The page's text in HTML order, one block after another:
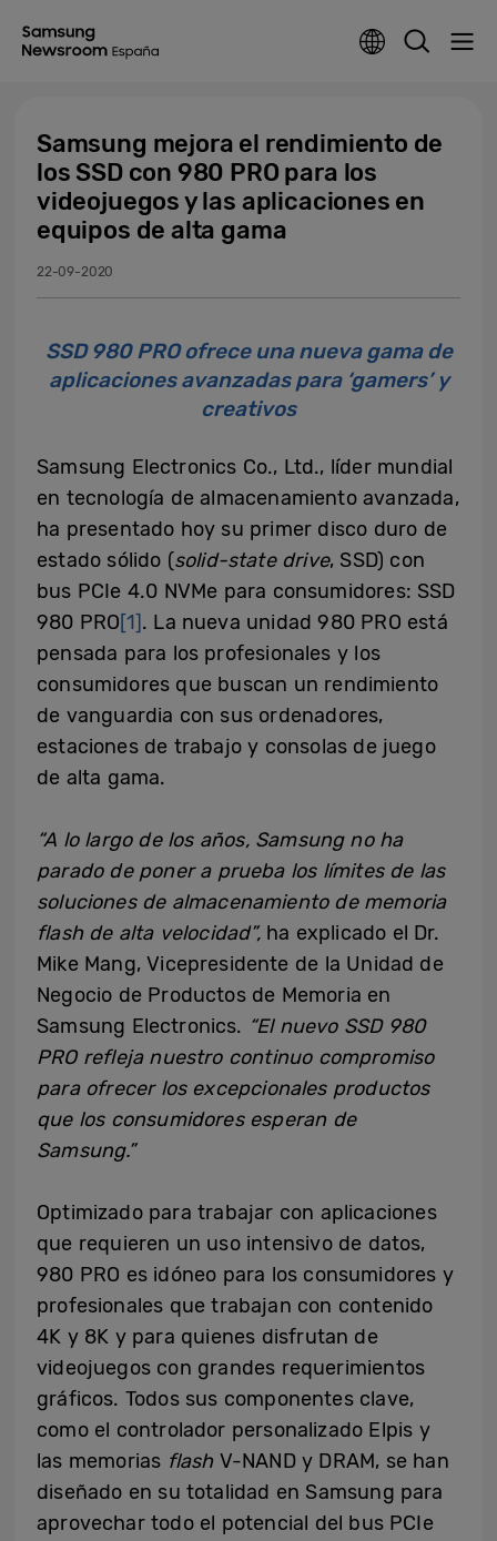
Samsung mejora el rendimiento de
los SSD con 980 PRO para los
videojuegos y las aplicaciones en
equipos de alta gama
22-09-2020
SSD 980 PRO ofrece una nueva gama de
aplicaciones avanzadas para ‘gamers’ y
creativos
Samsung Electronics Co., Ltd., líder mundial
en tecnología de almacenamiento avanzada,
ha presentado hoy su primer disco duro de
estado sólido (solid-state drive, SSD) con
bus PCIe 4.0 NVMe para consumidores: SSD
980 PRO[1]. La nueva unidad 980 PRO está
pensada para los profesionales y los
consumidores que buscan un rendimiento
de vanguardia con sus ordenadores,
estaciones de trabajo y consolas de juego
de alta gama.
“A lo largo de los años, Samsung no ha
parado de poner a prueba los límites de las
soluciones de almacenamiento de memoria
flash de alta velocidad”,ha explicado el Dr.
Mike Mang, Vicepresidente de la Unidad de
Negocio de Productos de Memoria en
Samsung Electronics. “El nuevo SSD 980
PRO refleja nuestro continuo compromiso
para ofrecer los excepcionales productos
que los consumidores esperan de
Samsung.”
Optimizado para trabajar con aplicaciones
que requieren un uso intensivo de datos,
980 PRO es idóneo para los consumidores y
profesionales que trabajan con contenido
4K y 8K y para quienes disfrutan de
videojuegos con grandes requerimientos
gráficos. Todos sus componentes clave,
como el controlador personalizado Elpis y
las memorias flashV-NAND y DRAM, se han
diseñado en su totalidad en Samsung para
aprovechar todo el potencial del bus PCIe